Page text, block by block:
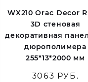
WX210 Orac Decor
3D стеновая
декоративная
дюрополимера
255*13*2000 мм
3063 РУБ.